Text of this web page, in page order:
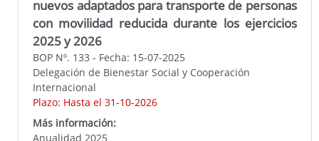
nuevos adaptados para transporte de personas
con movilidad reducida durante los ejercicios
2025 y 2026
BOP Nº. 133 - Fecha: 15-07-2025
Delegación de Bienestar Social y Cooperación
Internacional
Plazo: Hasta el 31-10-2026
Más información:
Anualidad 2025